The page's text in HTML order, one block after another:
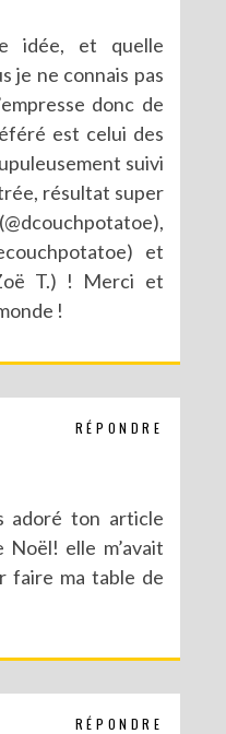
idée, et quelle
je ne connais pas
donc de
est celui des
suivi
résultat super
et
T.) ! Merci et
!
RÉPONDRE
adoré ton article
elle m’avait
faire ma table de
RÉPONDRE